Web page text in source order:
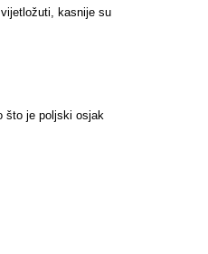
kasnije su
što je poljski osjak